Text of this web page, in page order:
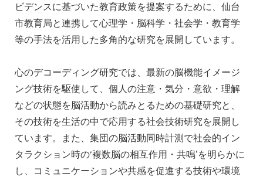
ビデンスに基づいた教育政策を提案するために、仙台
市教育局と連携して心理学・脳科学・社会学・教育学
等の手法を活用した多角的な研究を展開しています。
心のデコーディング研究では、最新の脳機能イメージ
ング技術を駆使して、個人の注意・気分・意欲・理解
などの状態を脳活動から読みとるための基礎研究と、
その技術を生活の中で応用する社会技術研究を展開し
ています。また、集団の脳活動同時計測で社会的イン
タラクション時の‘複数脳の相互作用・共鳴’を明らかに
し、コミュニケーションや共感を促進する技術や環境